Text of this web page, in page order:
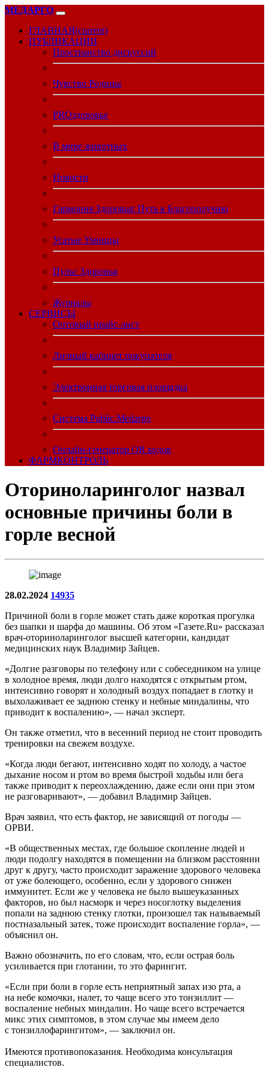
МЕДАРГО
ГЛАВНАЯ(current)
ПУБЛИКАЦИИ
Пространство дискуссий
Чувство Родины
PROздоровье
В мире животных
Новости
Гармония Здоровья: Путь к Благополучию
Усатые Умницы
Пульс Здоровья
Журналы
CЕРВИСЫ
Оптовый прайс-лист
Личный кабинет покупателя
Электронная торговая площадка
Система Public.Medargo
Онлайн-генератор QR кодов
ФАРМКОНТРОЛЬ
Оториноларинголог назвал
основные причины боли в
горле весной
28.02.2024 14935
Причиной боли в горле может стать даже короткая прогулка
без шапки и шарфа до машины. Об этом «Газете.Ru» рассказал
врач-оториноларинголог высшей категории, кандидат
медицинских наук Владимир Зайцев.
«Долгие разговоры по телефону или с собеседником на улице
в холодное время, люди долго находятся с открытым ртом,
интенсивно говорят и холодный воздух попадает в глотку и
выхолаживает ее заднюю стенку и небные миндалины, что
приводит к воспалению», — начал эксперт.
Он также отметил, что в весенний период не стоит проводить
тренировки на свежем воздухе.
«Когда люди бегают, интенсивно ходят по холоду, а частое
дыхание носом и ртом во время быстрой ходьбы или бега
также приводит к переохлаждению, даже если они при этом
не разговаривают», — добавил Владимир Зайцев.
Врач заявил, что есть фактор, не зависящий от погоды —
ОРВИ.
«В общественных местах, где большое скопление людей и
люди подолгу находятся в помещении на близком расстоянии
друг к другу, часто происходит заражение здорового человека
от уже болеющего, особенно, если у здорового снижен
иммунитет. Если же у человека не было вышеуказанных
факторов, но был насморк и через носоглотку выделения
попали на заднюю стенку глотки, произошел так называемый
постназальный затек, тоже происходит воспаление горла», —
объяснил он.
Важно обозначить, по его словам, что, если острая боль
усиливается при глотании, то это фарингит.
«Если при боли в горле есть неприятный запах изо рта, а
на небе комочки, налет, то чаще всего это тонзиллит —
воспаление небных миндалин. Но чаще всего встречается
микс этих симптомов, в этом случае мы имеем дело
с тонзиллофарингитом», — заключил он.
Имеются противопоказания. Необходима консультация
специалистов.